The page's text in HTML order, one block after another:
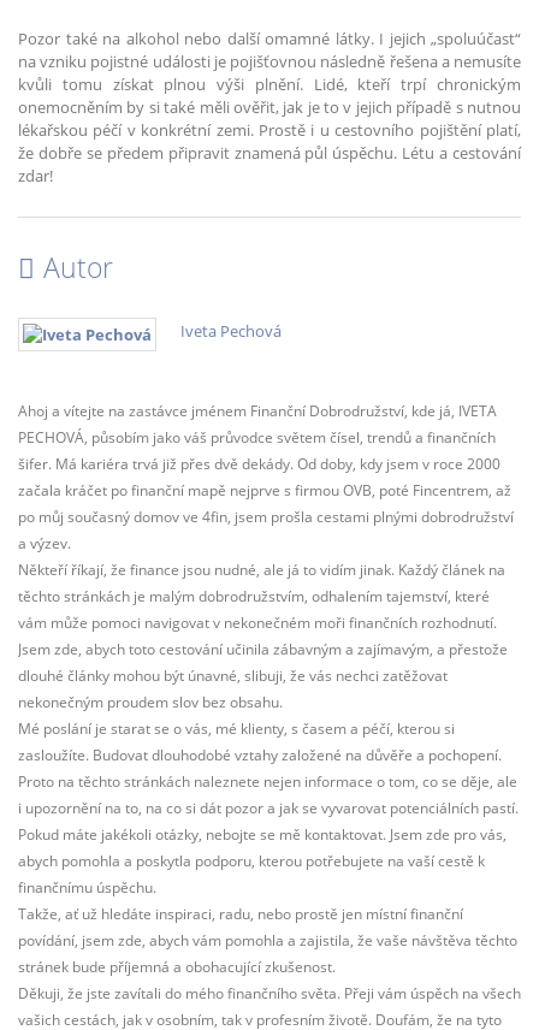
Pozor také na alkohol nebo další omamné látky. I jejich „spoluúčast“
na vzniku pojistné události je pojišťovnou následně řešena a nemusíte
kvůli tomu získat plnou výši plnění. Lidé, kteří trpí chronickým
onemocněním by si také měli ověřit, jak je to v jejich případě s nutnou
lékařskou péčí v konkrétní zemi. Prostě i u cestovního pojištění platí,
že dobře se předem připravit znamená půl úspěchu. Létu a cestování
zdar!
Autor
Iveta Pechová
Ahoj a vítejte na zastávce jménem Finanční Dobrodružství, kde já, IVETA
PECHOVÁ, působím jako váš průvodce světem čísel, trendů a finančních
šifer. Má kariéra trvá již přes dvě dekády. Od doby, kdy jsem v roce 2000
začala kráčet po finanční mapě nejprve s firmou OVB, poté Fincentrem, až
po můj současný domov ve 4fin, jsem prošla cestami plnými dobrodružství
a výzev.
Někteří říkají, že finance jsou nudné, ale já to vidím jinak. Každý článek na
těchto stránkách je malým dobrodružstvím, odhalením tajemství, které
vám může pomoci navigovat v nekonečném moři finančních rozhodnutí.
Jsem zde, abych toto cestování učinila zábavným a zajímavým, a přestože
dlouhé články mohou být únavné, slibuji, že vás nechci zatěžovat
nekonečným proudem slov bez obsahu.
Mé poslání je starat se o vás, mé klienty, s časem a péčí, kterou si
zasloužíte. Budovat dlouhodobé vztahy založené na důvěře a pochopení.
Proto na těchto stránkách naleznete nejen informace o tom, co se děje, ale
i upozornění na to, na co si dát pozor a jak se vyvarovat potenciálních pastí.
Pokud máte jakékoli otázky, nebojte se mě kontaktovat. Jsem zde pro vás,
abych pomohla a poskytla podporu, kterou potřebujete na vaší cestě k
finančnímu úspěchu.
Takže, ať už hledáte inspiraci, radu, nebo prostě jen místní finanční
povídání, jsem zde, abych vám pomohla a zajistila, že vaše návštěva těchto
stránek bude příjemná a obohacující zkušenost.
Děkuji, že jste zavítali do mého finančního světa. Přeji vám úspěch na všech
vašich cestách, jak v osobním, tak v profesním životě. Doufám, že na tyto